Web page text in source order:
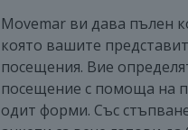
Movemar ви дава пълен
която вашите
посещения. Вие
посещение с помоща на
одит форми. Със